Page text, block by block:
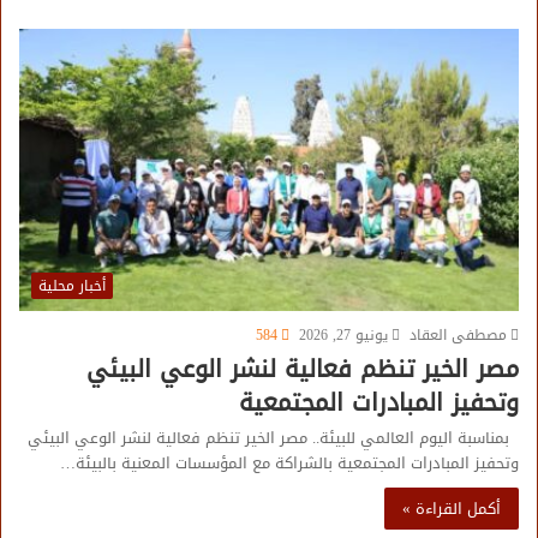
أخبار محلية
مصطفى العقاد
يونيو 27, 2026 584
مصر الخير تنظم فعالية لنشر الوعي البيئي
وتحفيز المبادرات المجتمعية
بمناسبة اليوم العالمي للبيئة.. مصر الخير تنظم فعالية لنشر الوعي البيئي
وتحفيز المبادرات المجتمعية بالشراكة مع المؤسسات المعنية بالبيئة…
أكمل القراءة »